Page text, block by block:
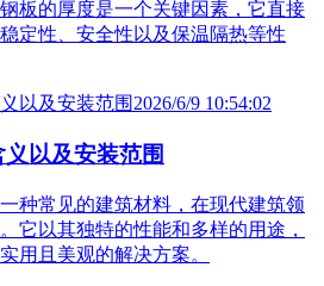
板的厚度是一个关键因素，它直接
定性、安全性以及保温隔热等性
2026/6/9 10:54:02
以及安装范围
种常见的建筑材料，在现代建筑领
它以其独特的性能和多样的用途，
用且美观的解决方案。